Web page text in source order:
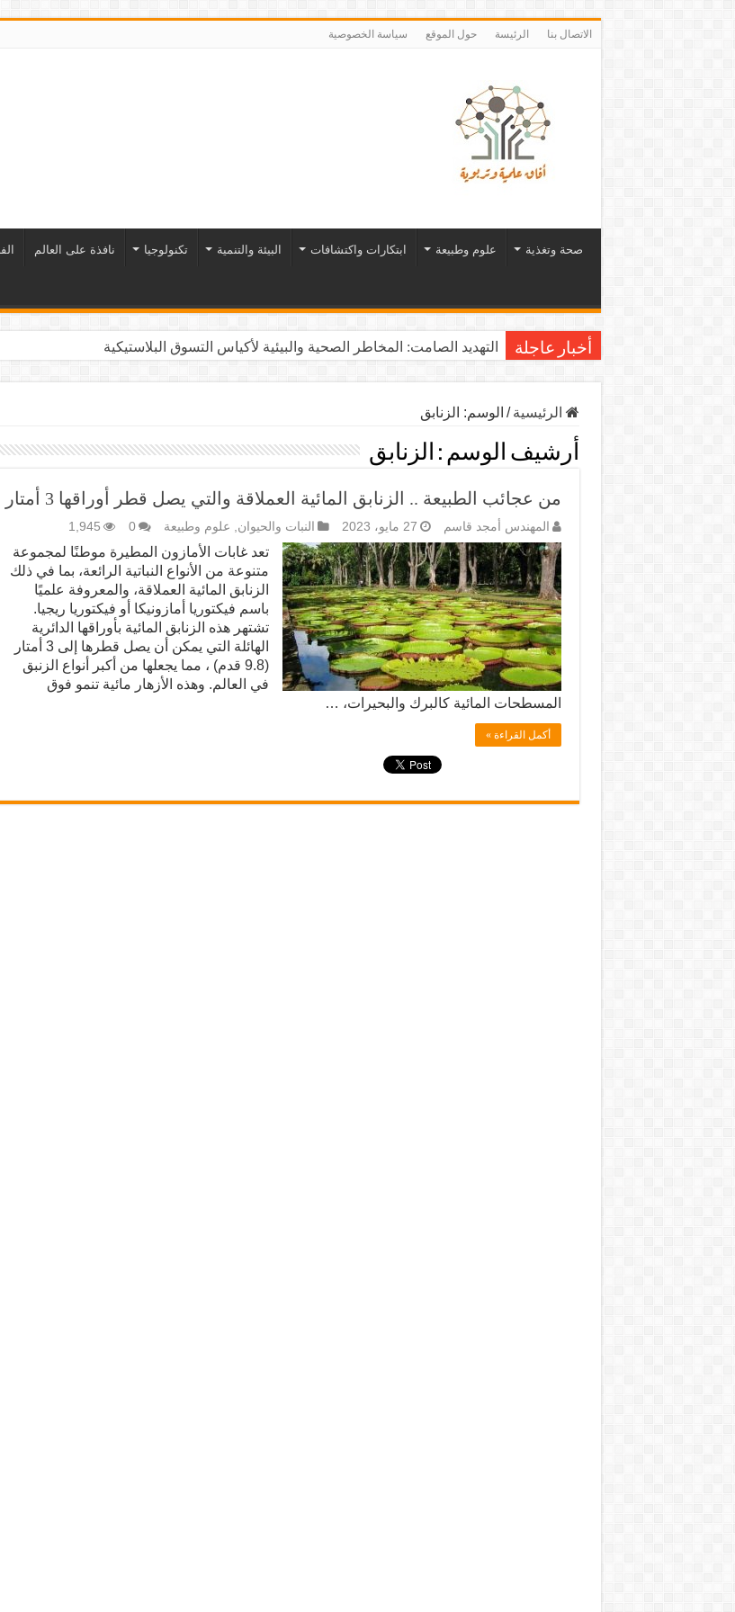
الاتصال بنا الرئيسة حول الموقع سياسة الخصوصية
صحة وتغذية علوم وطبيعة ابتكارات واكتشافات البيئة والتنمية تكنولوجيا نافذة على العالم
أخبار عاجلة التهديد الصامت: المخاطر الصحية والبيئية لأكياس التسوق البلاستيكية
الرئيسية / الوسم: الزنابق
أرشيف الوسم : الزنابق
من عجائب الطبيعة .. الزنابق المائية العملاقة والتي يصل قطر أوراقها 3 أمتار
المهندس أمجد قاسم 27 مايو، 2023 النبات والحيوان, علوم وطبيعة 0
1,945
تعد غابات الأمازون المطيرة موطنًا لمجموعة
متنوعة من الأنواع النباتية الرائعة، بما في ذلك
الزنابق المائية العملاقة، والمعروفة علميًا
باسم فيكتوريا أمازونيكا أو فيكتوريا ريجيا.
تشتهر هذه الزنابق المائية بأوراقها الدائرية
الهائلة التي يمكن أن يصل قطرها إلى 3 أمتار
(9.8 قدم) ، مما يجعلها من أكبر أنواع الزنبق
في العالم. وهذه الأزهار مائية تنمو فوق
المسطحات المائية كالبرك والبحيرات، …
أكمل القراءة »